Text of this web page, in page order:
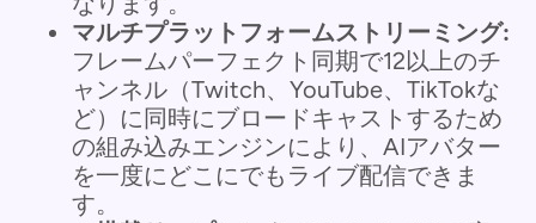
マルチプラットフォームストリーミング:
フレームパーフェクト同期で12以上のチ
ャンネル（Twitch、YouTube、TikTokな
ど）に同時にブロードキャストするため
の組み込みエンジンにより、AIアバター
を一度にどこにでもライブ配信できま
す。